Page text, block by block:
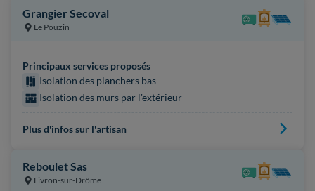
Grangier Secoval
Le Pouzin
Principaux services proposés
Isolation des planchers bas
Isolation des murs par l'extérieur
Plus d'infos sur l'artisan
Reboulet Sas
Livron-sur-Drôme